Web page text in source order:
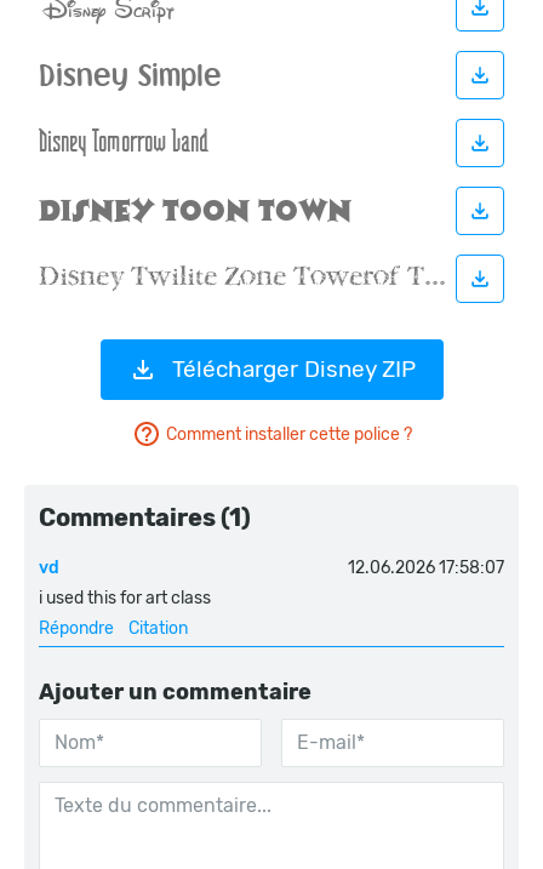
Télécharger Disney ZIP
Comment installer cette police ?
Commentaires (1)
vd
12.06.2026 17:58:07
i used this for art class
Répondre
Citation
Ajouter un commentaire